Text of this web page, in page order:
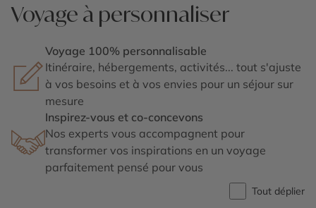
Voyage à personnaliser
Voyage 100% personnalisable
Itinéraire, hébergements, activités... tout s'ajuste
à vos besoins et à vos envies pour un séjour sur
mesure
Inspirez-vous et co-concevons
Nos experts vous accompagnent pour
transformer vos inspirations en un voyage
parfaitement pensé pour vous
Tout déplier